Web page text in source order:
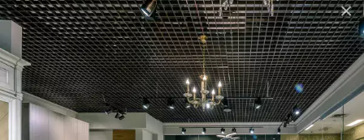
×
COMPACT - це виробництво шаф, гардеробних, а
також інших корпусних меблів для денної та ночної
зони.
В салоніHABITARE interiorsє експозиція меблів
бренду і зразки оздоблень. Проектування меблів
відбувається в салоні за допомогою фабричного